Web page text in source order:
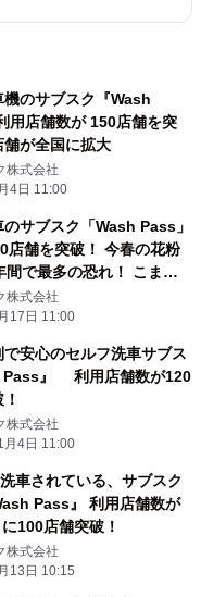
機のサブスク『Wash
用店舗数が 150店舗を突
が全国に拡大
株式会社
4日 11:00
サブスク「Wash Pass」
店舗を突破！ 今春の花粉
間で最多の恐れ！ こまめ
にも花粉対策を
株式会社
17日 11:00
で安心のセルフ洗車サブス
Pass』 利用店舗数が120
株式会社
月4日 11:00
車されている、サブスク
Pass』 利用店舗数が
100店舗突破！
株式会社
13日 10:15